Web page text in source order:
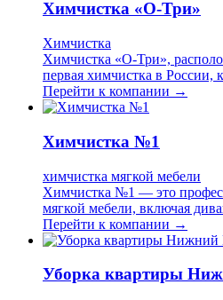
Химчистка «О-Три»
Химчистка
Химчистка «О-Три»,
первая химчистка в России,
Перейти к компании →
Химчистка №1
химчистка мягкой мебели
Химчистка №1 — это
мягкой мебели, включая
Перейти к компании →
Уборка квартиры